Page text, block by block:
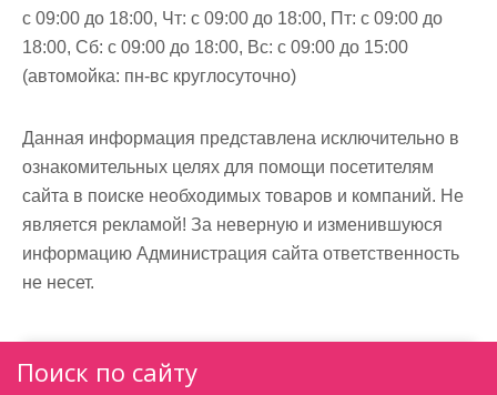
с 09:00 до 18:00, Чт: с 09:00 до 18:00, Пт: с 09:00 до
18:00, Сб: с 09:00 до 18:00, Вс: с 09:00 до 15:00
(автомойка: пн-вс круглосуточно)
Данная информация представлена исключительно в
ознакомительных целях для помощи посетителям
сайта в поиске необходимых товаров и компаний. Не
является рекламой! За неверную и изменившуюся
информацию Администрация сайта ответственность
не несет.
Поиск по сайту